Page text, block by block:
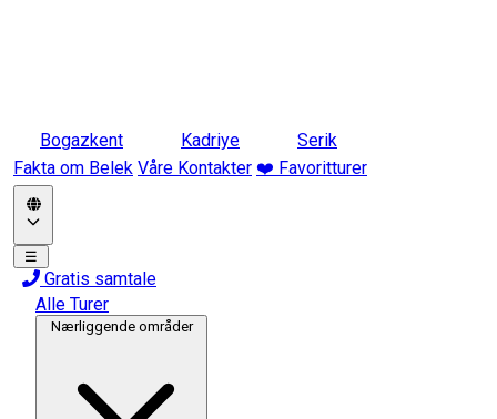
Bogazkent Kadriye
Serik
Fakta om Belek Våre Kontakter ❤️ Favoritturer
☰
Gratis samtale
Alle Turer
Nærliggende områder